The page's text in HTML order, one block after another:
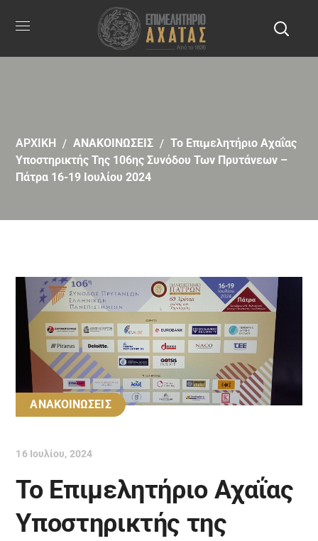
ΑΡΧΙΚΗ ΑΝΑΚΟΙΝΩΣΕΙΣ
Το Επιμελητήριο Αχαΐας
Υποστηρικτής Της 106ης Συνόδου Των Πρυτάνεων –
Πάτρα 16-19 Ιουλίου 2024
ΑΝΑΚΟΙΝΩΣΕΙΣ
16 Ιουλίου, 2024
Το Επιμελητήριο Αχαΐας
Υποστηρικτής της